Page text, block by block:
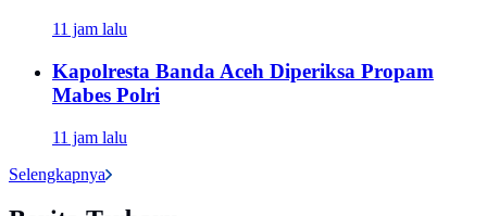
11 jam lalu
Kapolresta Banda Aceh Diperiksa Propam
Mabes Polri
11 jam lalu
Selengkapnya